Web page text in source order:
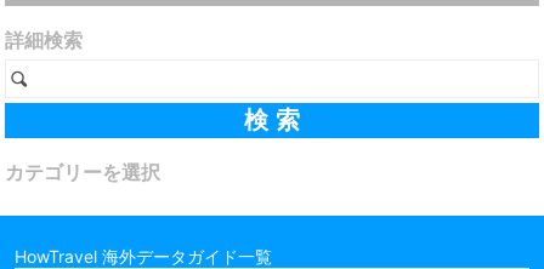
詳細検索
カテゴリーを選択
HowTravel 海外データガイド一覧